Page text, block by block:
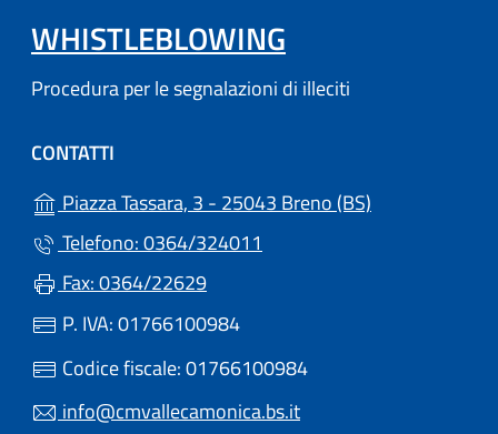
WHISTLEBLOWING
Procedura per le segnalazioni di illeciti
CONTATTI
Piazza Tassara, 3 - 25043 Breno (BS)
Telefono: 0364/324011
Fax: 0364/22629
P. IVA: 01766100984
Codice fiscale: 01766100984
info@cmvallecamonica.bs.it